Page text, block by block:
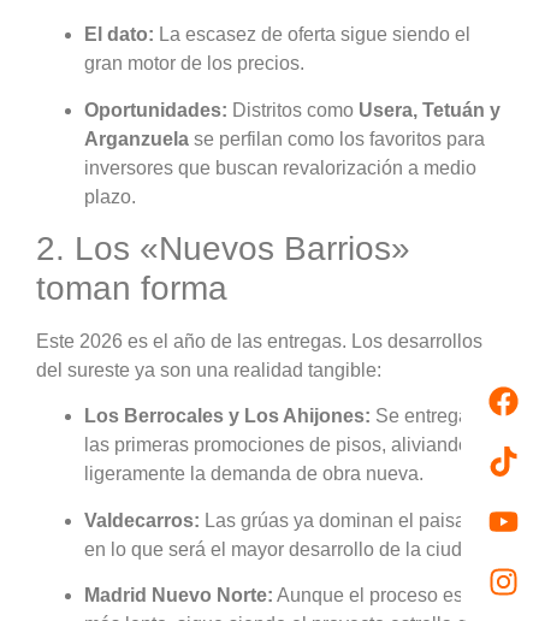
El dato: La escasez de oferta sigue siendo el
gran motor de los precios.
Oportunidades: Distritos como Usera, Tetuán y
Arganzuela se perfilan como los favoritos para
inversores que buscan revalorización a medio
plazo.
2. Los «Nuevos Barrios»
toman forma
Este 2026 es el año de las entregas. Los desarrollos
del sureste ya son una realidad tangible:
Los Berrocales y Los Ahijones: Se entregan
las primeras promociones de pisos, aliviando
ligeramente la demanda de obra nueva.
Valdecarros: Las grúas ya dominan el paisaje
en lo que será el mayor desarrollo de la ciudad.
Madrid Nuevo Norte: Aunque el proceso es